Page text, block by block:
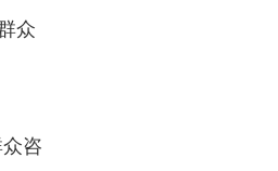
众
咨